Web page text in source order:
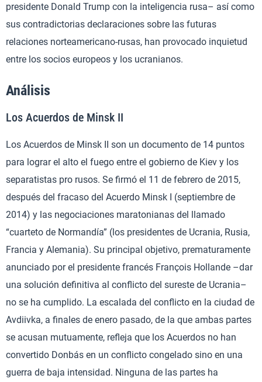
presidente Donald Trump con la inteligencia rusa– así como
sus contradictorias declaraciones sobre las futuras
relaciones norteamericano-rusas, han provocado inquietud
entre los socios europeos y los ucranianos.
Análisis
Los Acuerdos de Minsk II
Los Acuerdos de Minsk II son un documento de 14 puntos
para lograr el alto el fuego entre el gobierno de Kiev y los
separatistas pro rusos. Se firmó el 11 de febrero de 2015,
después del fracaso del Acuerdo Minsk I (septiembre de
2014) y las negociaciones maratonianas del llamado
“cuarteto de Normandía” (los presidentes de Ucrania, Rusia,
Francia y Alemania). Su principal objetivo, prematuramente
anunciado por el presidente francés François Hollande –dar
una solución definitiva al conflicto del sureste de Ucrania–
no se ha cumplido. La escalada del conflicto en la ciudad de
Avdiivka, a finales de enero pasado, de la que ambas partes
se acusan mutuamente, refleja que los Acuerdos no han
convertido Donbás en un conflicto congelado sino en una
guerra de baja intensidad. Ninguna de las partes ha